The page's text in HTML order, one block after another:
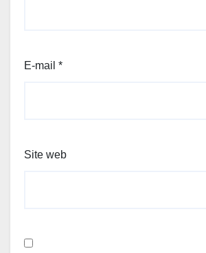
E-mail *
Site web